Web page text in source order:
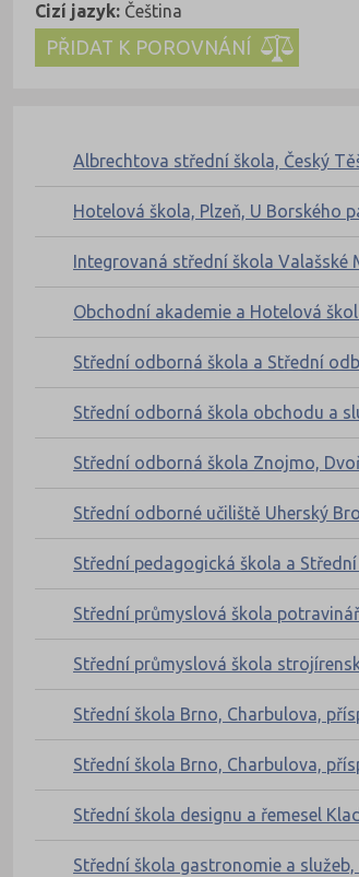
Cizí jazyk: Čeština
Albrechtova střední škola, Český
Hotelová škola, Plzeň, U Borského
Integrovaná střední škola Valašské
Obchodní akademie a Hotelová
Střední odborná škola a Střední
Střední odborná škola obchodu a
Střední odborná škola Znojmo,
Střední odborné učiliště Uherský
Střední pedagogická škola a
Střední průmyslová škola
Střední průmyslová škola
Střední škola Brno, Charbulova,
Střední škola Brno, Charbulova,
Střední škola designu a řemesel
Střední škola gastronomie a